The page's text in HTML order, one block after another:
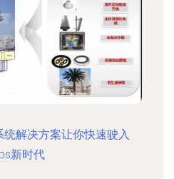
解决方案让你快速驶入
新时代